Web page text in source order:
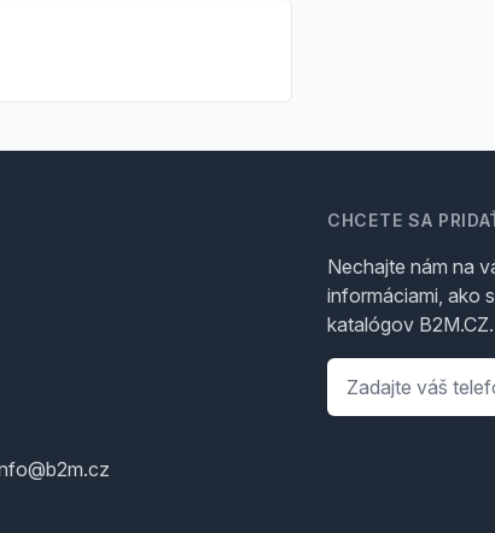
CHCETE SA
Nechajte nám na
informáciami, ako
katalógov B2M.CZ.
Telefón